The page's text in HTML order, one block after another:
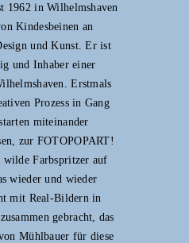
1962 in Wilhelmshaven
Kindesbeinen an
und Kunst. Er ist
und Inhaber einer
Erstmals
Prozess in Gang
miteinander
zur FOTOPOPART!
wilde Farbspritzer auf
wieder und wieder
mit Real-Bildern in
gebracht, das
Mühlbauer für diese